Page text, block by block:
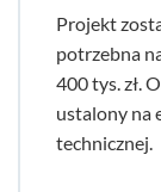
Projekt
potrzebna
400 tys. zł.
ustalony na
technicznej.